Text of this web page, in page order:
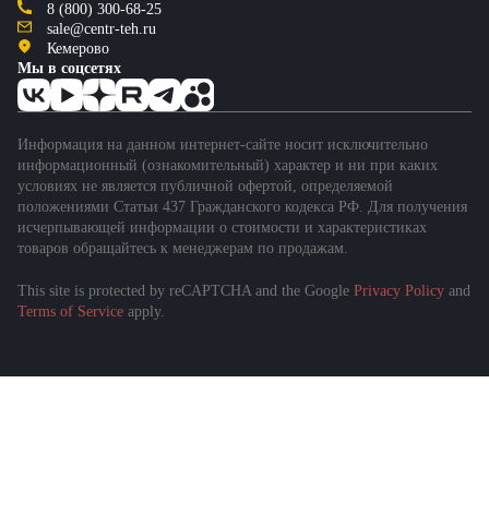
8 (800) 300-68-25
sale@centr-teh.ru
Кемерово
Мы в соцсетях
Информация на данном интернет-сайте носит исключительно
информационный (ознакомительный) характер и ни при каких
условиях не является публичной офертой, определяемой
положениями Статьи 437 Гражданского кодекса РФ. Для получения
исчерпывающей информации о стоимости и характеристиках
товаров обращайтесь к менеджерам по продажам.
This site is protected by reCAPTCHA and the Google Privacy Policy and
Terms of Service apply.